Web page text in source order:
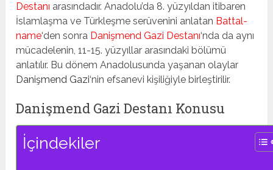
Destanı arasındadır. Anadolu’da 8. yüzyıldan itibaren
İslamlaşma ve Türkleşme serüvenini anlatan Battal-
name‘den sonra Danişmend Gazi Destanı‘nda da aynı
mücadelenin, 11-15. yüzyıllar arasındaki bölümü
anlatılır. Bu dönem Anadolusunda yaşanan olaylar
Danişmend Gazi‘nin efsanevi kişiliğiyle birleştirilir.
Danişmend Gazi Destanı Konusu
İçindekiler